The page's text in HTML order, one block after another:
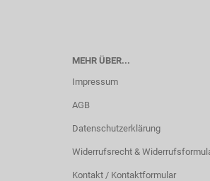
MEHR ÜBER...
Impressum
AGB
Datenschutzerklärung
Widerrufsrecht &
Kontakt / Kontaktformular